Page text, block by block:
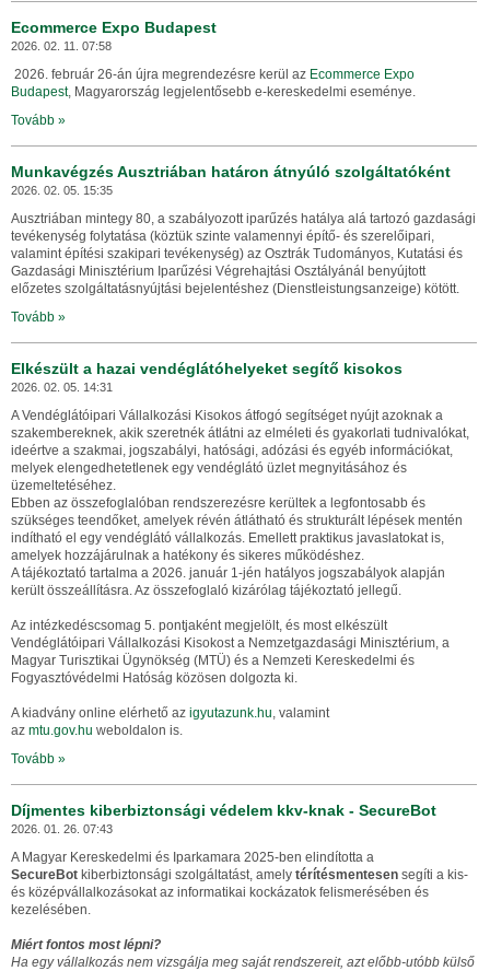
Ecommerce Expo Budapest
2026. 02. 11. 07:58
2026. február 26-án újra megrendezésre kerül az Ecommerce Expo
Budapest, Magyarország legjelentősebb e-kereskedelmi eseménye.
Tovább »
Munkavégzés Ausztriában határon átnyúló szolgáltatóként
2026. 02. 05. 15:35
Ausztriában mintegy 80, a szabályozott iparűzés hatálya alá tartozó gazdasági
tevékenység folytatása (köztük szinte valamennyi építő- és szerelőipari,
valamint építési szakipari tevékenység) az Osztrák Tudományos, Kutatási és
Gazdasági Minisztérium Iparűzési Végrehajtási Osztályánál benyújtott
előzetes szolgáltatásnyújtási bejelentéshez (Dienstleistungsanzeige) kötött.
Tovább »
Elkészült a hazai vendéglátóhelyeket segítő kisokos
2026. 02. 05. 14:31
A Vendéglátóipari Vállalkozási Kisokos átfogó segítséget nyújt azoknak a
szakembereknek, akik szeretnék átlátni az elméleti és gyakorlati tudnivalókat,
ideértve a szakmai, jogszabályi, hatósági, adózási és egyéb információkat,
melyek elengedhetetlenek egy vendéglátó üzlet megnyitásához és
üzemeltetéséhez.
Ebben az összefoglalóban rendszerezésre kerültek a legfontosabb és
szükséges teendőket, amelyek révén átlátható és strukturált lépések mentén
indítható el egy vendéglátó vállalkozás. Emellett praktikus javaslatokat is,
amelyek hozzájárulnak a hatékony és sikeres működéshez.
A tájékoztató tartalma a 2026. január 1-jén hatályos jogszabályok alapján
került összeállításra. Az összefoglaló kizárólag tájékoztató jellegű.
Az intézkedéscsomag 5. pontjaként megjelölt, és most elkészült
Vendéglátóipari Vállalkozási Kisokost a Nemzetgazdasági Minisztérium, a
Magyar Turisztikai Ügynökség (MTÜ) és a Nemzeti Kereskedelmi és
Fogyasztóvédelmi Hatóság közösen dolgozta ki.
A kiadvány online elérhető az igyutazunk.hu, valamint
az mtu.gov.hu weboldalon is.
Tovább »
Díjmentes kiberbiztonsági védelem kkv‑knak - SecureBot
2026. 01. 26. 07:43
A Magyar Kereskedelmi és Iparkamara 2025-ben elindította a
SecureBot kiberbiztonsági szolgáltatást, amely térítésmentesen segíti a kis-
és középvállalkozásokat az informatikai kockázatok felismerésében és
kezelésében.
Miért fontos most lépni?
Ha egy vállalkozás nem vizsgálja meg saját rendszereit, azt előbb‑utóbb külső